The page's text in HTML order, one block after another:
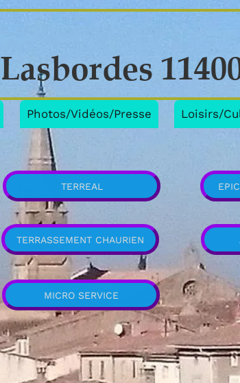
Lasbordes
Photos/Vidéos/Presse Loisirs/
TERREAL
TERRASSEMENT CHAURIEN
MICRO SERVICE